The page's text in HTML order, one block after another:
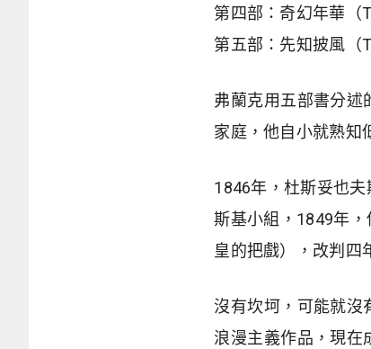
第四部：奇幻年華（
第五部：先知披風（
弗蘭克用五部書分述
家庭，他自小就熟知
1846年，杜斯妥也
斯基小組，1849年
皇的把戲），改判四
沒有坎坷，可能就沒
浪漫主義作品，現在